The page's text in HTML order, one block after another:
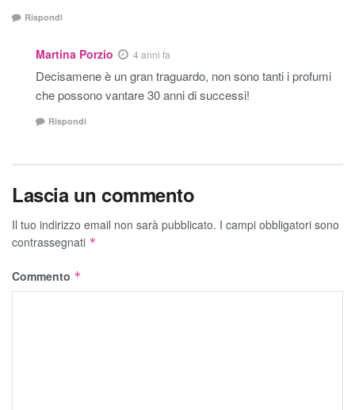
Rispondi
Martina Porzio 4 anni fa
Decisamene è un gran traguardo, non sono tanti i profumi
che possono vantare 30 anni di successi!
Rispondi
Lascia un commento
Il tuo indirizzo email non sarà pubblicato. I campi obbligatori sono
contrassegnati *
Commento *